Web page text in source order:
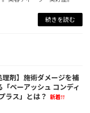
続きを読む
理剤】施術ダメージを補
ペーアッシュ コンディ
ラス」とは？
新着!!